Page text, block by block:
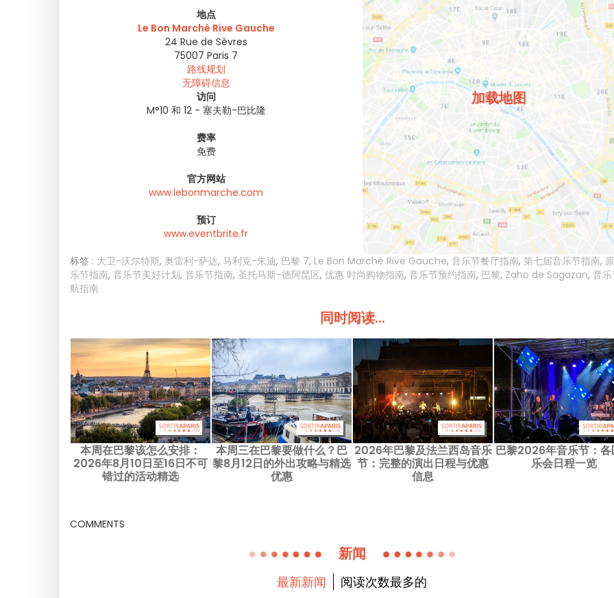
地点
Le Bon Marché Rive Gauche
24 Rue de Sèvres
75007 Paris 7
路线规划
无障碍信息
访问
M°10 和 12 - 塞夫勒-巴比隆
费率
免费
官方网站
www.lebonmarche.com
预订
www.eventbrite.fr
加载地图
标签 : 大卫-沃尔特斯, 奥雷利-萨达, 马利克-朱迪, 巴黎 7, Le Bon Marché Rive Gauche, 音乐节餐厅指南, 第七届音乐节指南,
乐节指南, 音乐节美好计划, 音乐节指南, 圣托马斯-德阿昆区, 优惠 时尚购物指南, 音乐节预约指南, 巴黎, Zaho de Sagazan, 音
航指南
同时阅读...
本周在巴黎该怎么安排：
2026年8月10日至16日不可
错过的活动精选
本周三在巴黎要做什么？巴
黎8月12日的外出攻略与精选
优惠
2026年巴黎及法兰西岛音乐
节：完整的演出日程与优惠
信息
巴黎2026年音乐节：各
乐会日程一览
COMMENTS
新闻
最新新闻 阅读次数最多的